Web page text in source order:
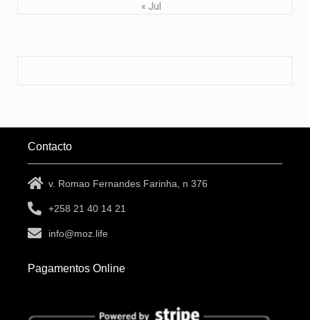
« Jul
Contacto
v. Romao Fernandes Farinha, n 376
+258 21 40 14 21
info@moz.life
Pagamentos Online